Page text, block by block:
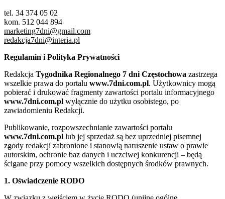
tel. 34 374 05 02
kom. 512 044 894
marketing7dni@gmail.com
redakcja7dni@interia.pl
Regulamin i Polityka Prywatności
Redakcja Tygodnika Regionalnego 7 dni Częstochowa zastrzega
wszelkie prawa do portalu www.7dni.com.pl. Użytkownicy mogą
pobierać i drukować fragmenty zawartości portalu informacyjnego
www.7dni.com.pl wyłącznie do użytku osobistego, po
zawiadomieniu Redakcji.
Publikowanie, rozpowszechnianie zawartości portalu
www.7dni.com.pl lub jej sprzedaż są bez uprzedniej pisemnej
zgody redakcji zabronione i stanowią naruszenie ustaw o prawie
autorskim, ochronie baz danych i uczciwej konkurencji – będą
ścigane przy pomocy wszelkich dostępnych środków prawnych.
1. Oświadczenie RODO